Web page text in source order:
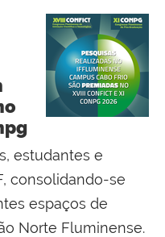
estudantes e
consolidando-se
espaços de
Norte Fluminense.